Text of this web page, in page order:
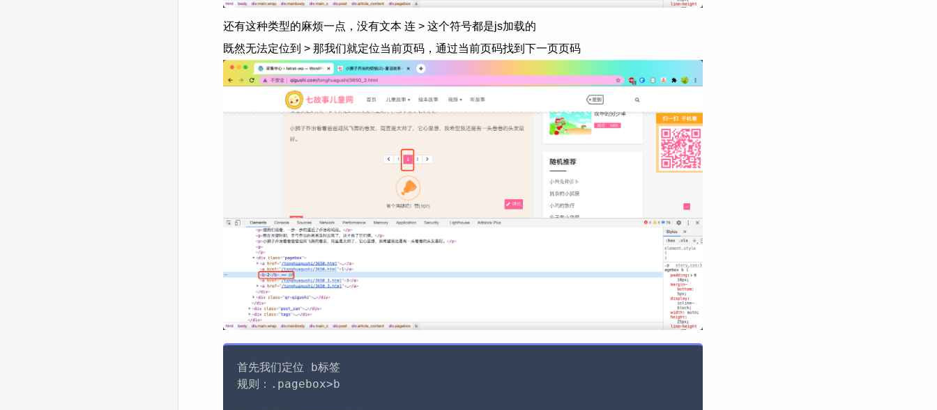
还有这种类型的麻烦一点，没有文本 连 > 这个符号都是js加载的
既然无法定位到 > 那我们就定位当前页码，通过当前页码找到下一页页码
首先我们定位 b标签
规则：.pagebox>b